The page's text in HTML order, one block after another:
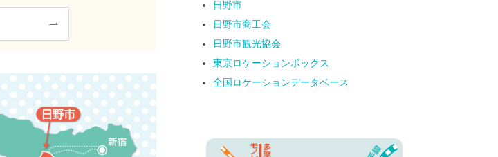
日野市
日野市商工会
日野市観光協会
東京ロケーションボックス
全国ロケーションデータベース